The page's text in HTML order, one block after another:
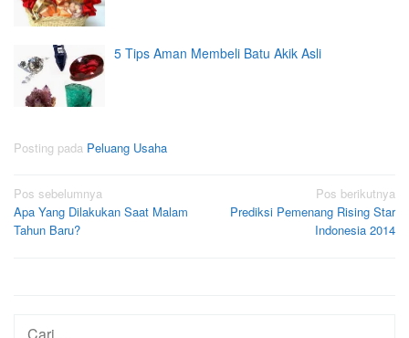
5 Tips Aman Membeli Batu Akik Asli
Posting pada Peluang Usaha
Navigasi
pos
Pos sebelumnya
Apa Yang Dilakukan Saat Malam
Tahun Baru?
Pos berikutnya
Prediksi Pemenang Rising Star
Indonesia 2014
Cari